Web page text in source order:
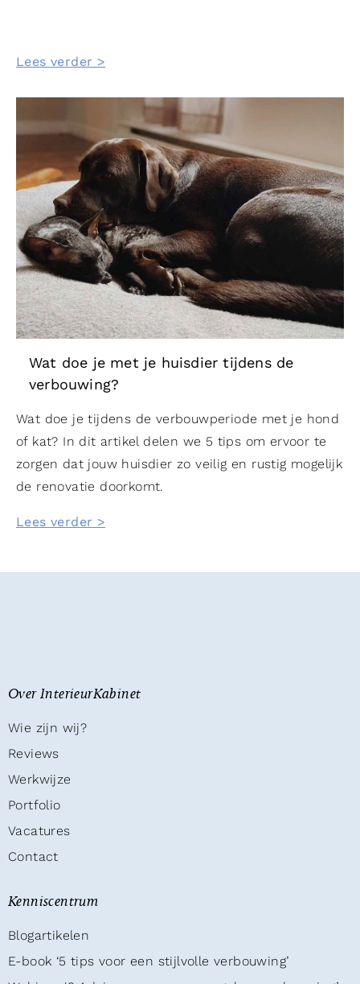
Lees verder >
Wat doe je met je huisdier tijdens de
verbouwing?
Wat doe je tijdens de verbouwperiode met je hond
of kat? In dit artikel delen we 5 tips om ervoor te
zorgen dat jouw huisdier zo veilig en rustig mogelijk
de renovatie doorkomt.
Lees verder >
Over InterieurKabinet
Wie zijn wij?
Reviews
Werkwijze
Portfolio
Vacatures
Contact
Kenniscentrum
Blogartikelen
E-book ‘5 tips voor een stijlvolle verbouwing’